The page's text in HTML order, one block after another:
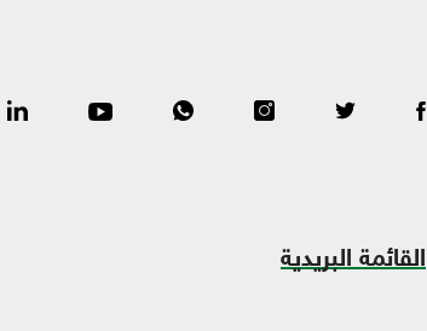
القائمة البريدية